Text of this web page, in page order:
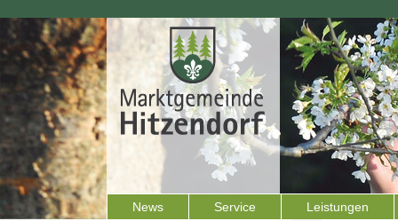
News Service Leistungen